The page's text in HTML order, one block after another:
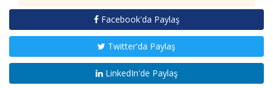
Facebook'da Paylaş
Twitter'da Paylaş
LinkedIn'de Paylaş